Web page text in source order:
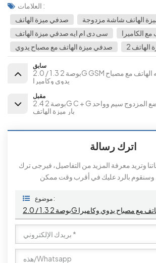
العلامات :
صدفي ميزة الهاتف
الهاتف شاشة مزدوجة
سى دى ام ايه صدفي ميزة الهاتف
الكاميرا
صدفي ميزة الهاتف مع مصباح يدوي
سابق
2.0 / 1.3 بوصة 2G GSM شاشة مزدوجة الوجه الهاتف مع مصباح
يدوي وكاميرا
مقبل
2.4 بوصة 2G C + G ثنائي الوضع المزدوج سيم وواحد UIM وعرة
بار ميزة الهاتف
اترك رسالة
وتريد معرفة المزيد من التفاصيل، فيرجى ترك
موضوع :